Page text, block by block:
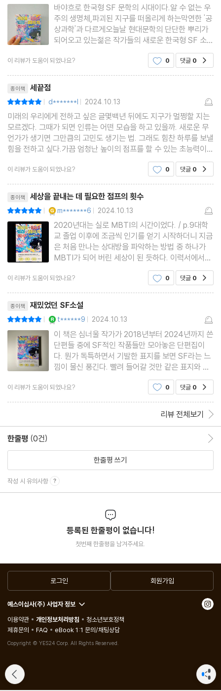
바야흐로 한국형 SF 문학의 시대이다.알 수 없는 우
주의 생명체,파괴된 지구를 떠올리게 하는막연한 '공
상과학'과 다르게오늘날 현대문학의 단단한 뿌리가
되어오고 있는젊은 작가들의 새로운 한국형 SF 소설
이점점 자리를 잡아가고 있다.SF소설 하면 배경이
되는 미래나 우주,과학과 관련된 내용들 때문인지실
제 연구를 한 연구가 등이 조사를 기본으로 해서거기
이 리뷰가 도움이 되었나요? 0 댓글 0
종이책 세끝점
| d*******l | 2024.10.13
미래의 우리에게 전하고 싶은 글몇백년 뒤에도 지구가 멀쩡할 지는
모르겠다. 그때가 되면 인류는 어떤 모습을 하고 있을까. 새로운 무
언가가 생기면 그만큼의 고민도 생기는 법. 그래도 힘찬 하루를 보낼
힘을 전하고 싶다.가끔 엄청난 높이의 점프를 할 수 있는 초능력이
생기는 상상을 한다. 그러면 저 높은 하늘 위 뭉게구름 위에 올라서
서 남다른 시간을 보낼 수 있을텐데. 어디든
이 리뷰가 도움이 되었나요? 0 댓글 0
종이책 세상을 끝내는 데 필요한 점프의 횟수
| m*******6 | 2024.10.13
2020년대는 실로 MBTI의 시간이었다. / p.9대학
교 졸업 이후에 조금씩 인기를 얻기 시작하더니 지금
은 처음 만나는 상대방을 파악하는 방법 중 하나가
MBTI가 되어 버린 세상이 된 듯하다. 이력서에서도
MBTI를 기입하는 란이 등장하고 어떤 이들은 자신
의 직종에 맞는 유형으로 바꾸는 상황도 많이 목격했
다. 어렸을 때에는 혈액형으로 판단하던 성격 유형이
넘어온 것 같다는 생각이 든
이 리뷰가 도움이 되었나요? 0 댓글 0
종이책 재밌었던 SF소설
| t******9 | 2024.10.13
이 책은 심너울 작가가 2018년부터 2024년까지 쓴
단편들 중에 SF적인 작품들만 모아놓은 단편집이
다. 뭔가 독특하면서 기발한 표지를 보면 SF라는 느
낌이 물신 풍긴다. 빨려 들어갈 것만 같은 표지와 함
께 책에는 9개의 단편이 실려있다. 9가지 이야기 모
두 어떻게 이런 상상까지 갔는지 너무나 신기하고 재
이 리뷰가 도움이 되었나요? 0 댓글 0
리뷰 전체보기
한줄평 (0건)
한줄평 쓰기
작성 시 유의사항
등록된 한줄평이 없습니다!
첫번째 한줄평을 남겨주세요.
로그인 회원가입
예스이십사(주) 사업자 정보
이용약관
개인정보처리방침
청소년보호정책
제휴문의
FAQ eBook 1:1 문의/채팅상담
Copyright © YES24 Corp. All Rights Reserved.